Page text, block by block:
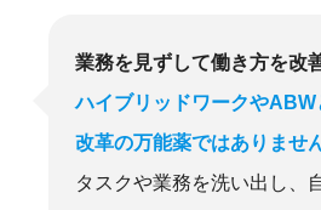
業務を見ずして働き方を改
ハイブリッドワークや
改革の万能薬ではありませ
タスクや業務を洗い出し、